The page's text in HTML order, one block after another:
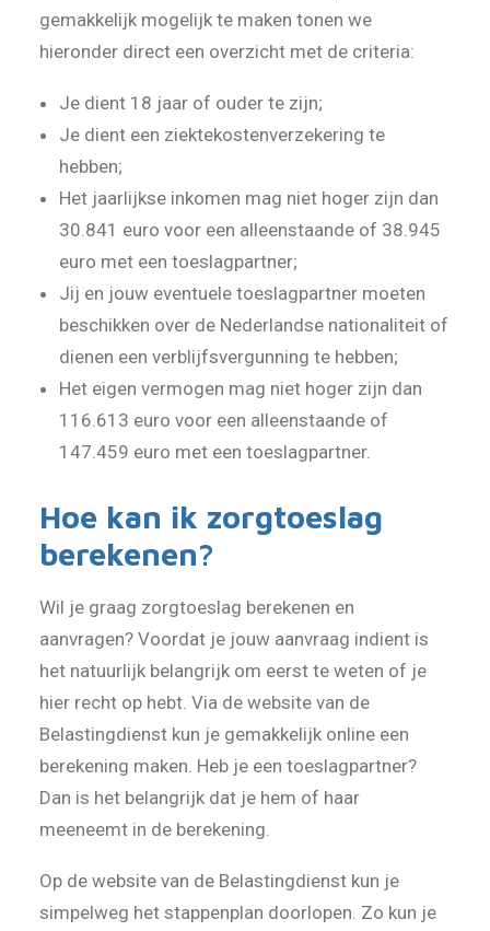
gemakkelijk mogelijk te maken tonen we
hieronder direct een overzicht met de criteria:
Je dient 18 jaar of ouder te zijn;
Je dient een ziektekostenverzekering te
hebben;
Het jaarlijkse inkomen mag niet hoger zijn dan
30.841 euro voor een alleenstaande of 38.945
euro met een toeslagpartner;
Jij en jouw eventuele toeslagpartner moeten
beschikken over de Nederlandse nationaliteit of
dienen een verblijfsvergunning te hebben;
Het eigen vermogen mag niet hoger zijn dan
116.613 euro voor een alleenstaande of
147.459 euro met een toeslagpartner.
Hoe kan ik zorgtoeslag
berekenen?
Wil je graag zorgtoeslag berekenen en
aanvragen? Voordat je jouw aanvraag indient is
het natuurlijk belangrijk om eerst te weten of je
hier recht op hebt. Via de website van de
Belastingdienst kun je gemakkelijk online een
berekening maken. Heb je een toeslagpartner?
Dan is het belangrijk dat je hem of haar
meeneemt in de berekening.
Op de website van de Belastingdienst kun je
simpelweg het stappenplan doorlopen. Zo kun je